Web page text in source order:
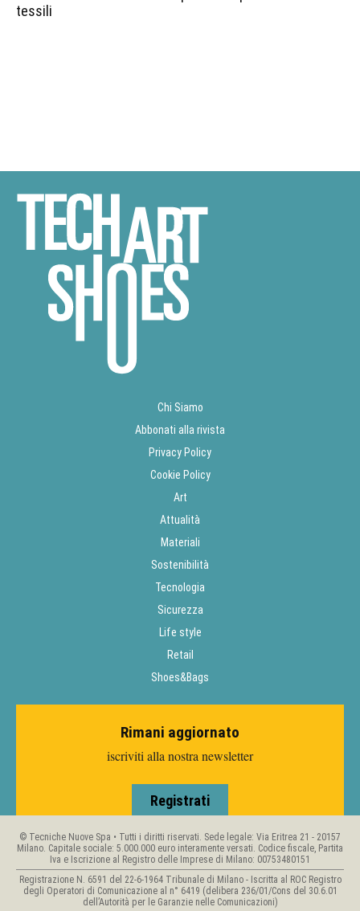
tessili
Chi Siamo
Abbonati alla rivista
Privacy Policy
Cookie Policy
Art
Attualità
Materiali
Sostenibilità
Tecnologia
Sicurezza
Life style
Retail
Shoes&Bags
Rimani aggiornato
iscriviti alla nostra newsletter
Registrati
© Tecniche Nuove Spa • Tutti i diritti riservati. Sede legale: Via Eritrea 21 - 20157
Milano. Capitale sociale: 5.000.000 euro interamente versati. Codice fiscale, Partita
Iva e Iscrizione al Registro delle Imprese di Milano: 00753480151
Registrazione N. 6591 del 22-6-1964 Tribunale di Milano - Iscritta al ROC Registro
degli Operatori di Comunicazione al n° 6419 (delibera 236/01/Cons del 30.6.01
dell’Autorità per le Garanzie nelle Comunicazioni)